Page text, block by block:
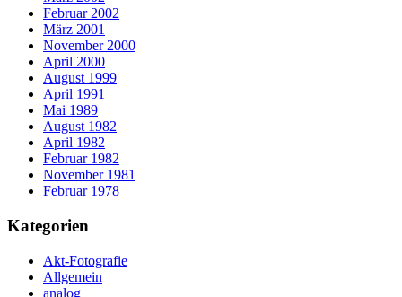
Februar 2002
März 2001
November 2000
April 2000
August 1999
April 1991
Mai 1989
August 1982
April 1982
Februar 1982
November 1981
Februar 1978
Kategorien
Akt-Fotografie
Allgemein
analog